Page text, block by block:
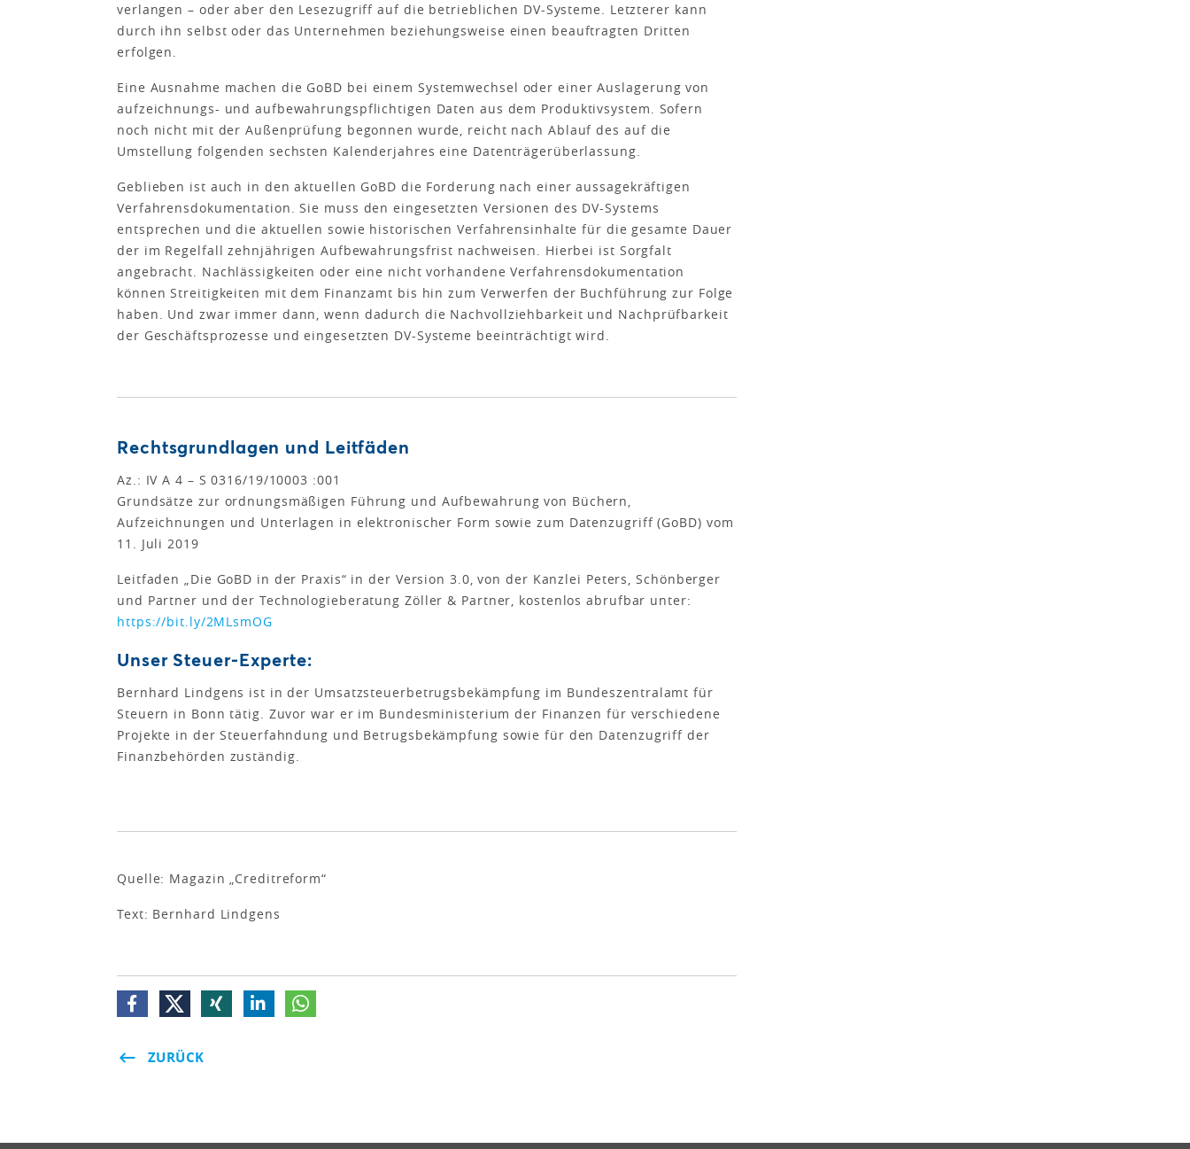
verlangen – oder aber den Lesezugriff auf die betrieblichen DV-Systeme. Letzterer kann
durch ihn selbst oder das Unternehmen beziehungsweise einen beauftragten Dritten
erfolgen.
Eine Ausnahme machen die GoBD bei einem Systemwechsel oder einer Auslagerung von
aufzeichnungs- und aufbewahrungspflichtigen Daten aus dem Produktivsystem. Sofern
noch nicht mit der Außenprüfung begonnen wurde, reicht nach Ablauf des auf die
Umstellung folgenden sechsten Kalenderjahres eine Datenträgerüberlassung.
Geblieben ist auch in den aktuellen GoBD die Forderung nach einer aussagekräftigen
Verfahrensdokumentation. Sie muss den eingesetzten Versionen des DV-Systems
entsprechen und die aktuellen sowie historischen Verfahrensinhalte für die gesamte Dauer
der im Regelfall zehnjährigen Aufbewahrungsfrist nachweisen. Hierbei ist Sorgfalt
angebracht. Nachlässigkeiten oder eine nicht vorhandene Verfahrensdokumentation
können Streitigkeiten mit dem Finanzamt bis hin zum Verwerfen der Buchführung zur Folge
haben. Und zwar immer dann, wenn dadurch die Nachvollziehbarkeit und Nachprüfbarkeit
der Geschäftsprozesse und eingesetzten DV-Systeme beeinträchtigt wird.
Rechtsgrundlagen und Leitfäden
Az.: IV A 4 – S 0316/19/10003 :001
Grundsätze zur ordnungsmäßigen Führung und Aufbewahrung von Büchern,
Aufzeichnungen und Unterlagen in elektronischer Form sowie zum Datenzugriff (GoBD) vom
11. Juli 2019
Leitfaden „Die GoBD in der Praxis“ in der Version 3.0, von der Kanzlei Peters, Schönberger
und Partner und der Technologieberatung Zöller & Partner, kostenlos abrufbar unter:
https://bit.ly/2MLsmOG
Unser Steuer-Experte:
Bernhard Lindgens ist in der Umsatzsteuerbetrugsbekämpfung im Bundeszentralamt für
Steuern in Bonn tätig. Zuvor war er im Bundesministerium der Finanzen für verschiedene
Projekte in der Steuerfahndung und Betrugsbekämpfung sowie für den Datenzugriff der
Finanzbehörden zuständig.
Quelle: Magazin „Creditreform“
Text: Bernhard Lindgens
ZURÜCK